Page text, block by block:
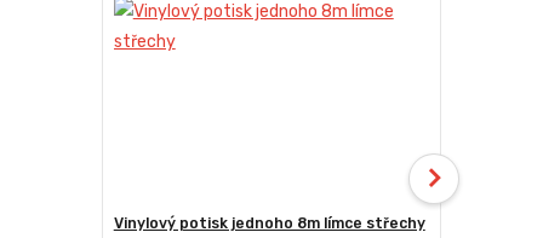
Vinylový potisk jednoho 8m límce střechy